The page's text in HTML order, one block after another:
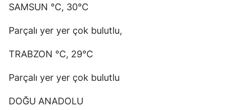
SAMSUN °C, 30°C
Parçalı yer yer çok bulutlu,
TRABZON °C, 29°C
Parçalı yer yer çok bulutlu
DOĞU ANADOLU